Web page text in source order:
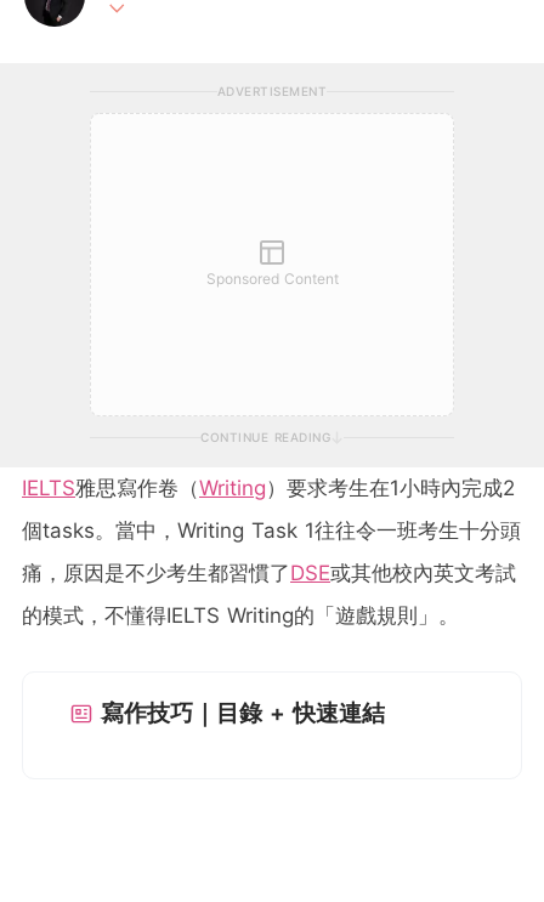
但無礙成為一位優秀的補習老師。於短短8年間，已經幫超過1000
名同學於英文上取得好成績
ADVERTISEMENT
Sponsored Content
CONTINUE READING
IELTS雅思寫作卷（Writing）要求考生在1小時內完成2
個tasks。當中，Writing Task 1往往令一班考生十分頭
痛，原因是不少考生都習慣了DSE或其他校內英文考試
的模式，不懂得IELTS Writing的「遊戲規則」。
寫作技巧｜目錄 + 快速連結